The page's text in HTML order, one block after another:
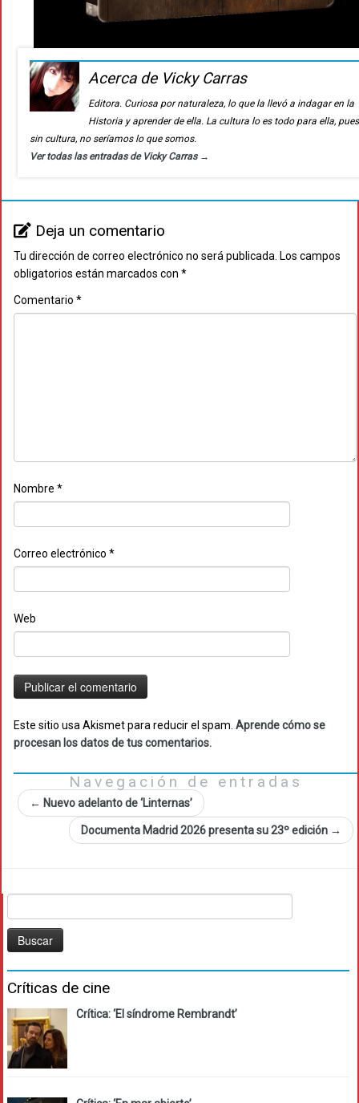
Acerca de Vicky Carras
Editora. Curiosa por naturaleza, lo que la llevó a indagar en la
Historia y aprender de ella. La cultura lo es todo para ella, pues
sin cultura, no seríamos lo que somos.
Ver todas las entradas de Vicky Carras →
Deja un comentario
Tu dirección de correo electrónico no será publicada. Los campos
obligatorios están marcados con *
Comentario *
Nombre *
Correo electrónico *
Web
Este sitio usa Akismet para reducir el spam. Aprende cómo se
procesan los datos de tus comentarios.
Navegación de entradas
← Nuevo adelanto de ‘Linternas’
Documenta Madrid 2026 presenta su 23º edición →
Críticas de cine
Crítica: ‘El síndrome Rembrandt’